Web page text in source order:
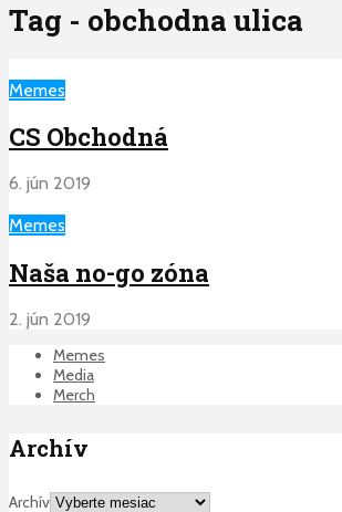
Tag - obchodna ulica
Memes
CS Obchodná
6. jún 2019
Memes
Naša no-go zóna
2. jún 2019
Memes
Media
Merch
Archív
Archív